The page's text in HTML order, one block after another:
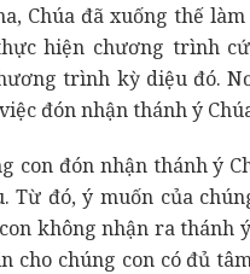
Chúa đã xuống thế
hiện chương trình
trình kỳ diệu đó.
đón nhận thánh ý
con đón nhận thánh ý
Từ đó, ý muốn của
không nhận ra thánh
cho chúng con có đủ